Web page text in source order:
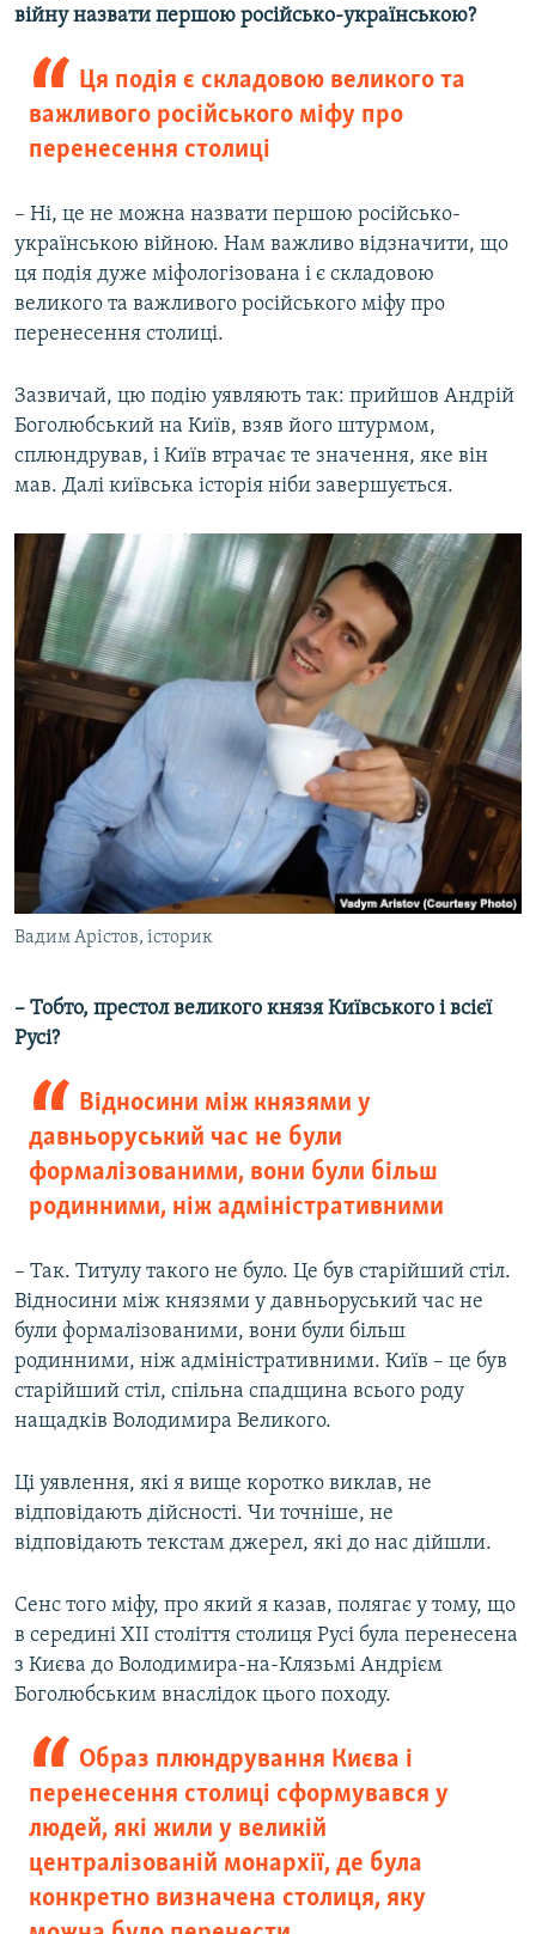
війну назвати першою російсько-українською?
Ця подія є складовою великого та
важливого російського міфу про
перенесення столиці
– Ні, це не можна назвати першою російсько-
українською війною. Нам важливо відзначити, що
ця подія дуже міфологізована і є складовою
великого та важливого російського міфу про
перенесення столиці.
Зазвичай, цю подію уявляють так: прийшов Андрій
Боголюбський на Київ, взяв його штурмом,
сплюндрував, і Київ втрачає те значення, яке він
мав. Далі київська історія ніби завершується.
Вадим Арістов, історик
– Тобто, престол великого князя Київського і всієї
Русі?
Відносини між князями у
давньоруський час не були
формалізованими, вони були більш
родинними, ніж адміністративними
– Так. Титулу такого не було. Це був старійший стіл.
Відносини між князями у давньоруський час не
були формалізованими, вони були більш
родинними, ніж адміністративними. Київ – це був
старійший стіл, спільна спадщина всього роду
нащадків Володимира Великого.
Ці уявлення, які я вище коротко виклав, не
відповідають дійсності. Чи точніше, не
відповідають текстам джерел, які до нас дійшли.
Сенс того міфу, про який я казав, полягає у тому, що
в середині ХІІ століття столиця Русі була перенесена
з Києва до Володимира-на-Клязьмі Андрієм
Боголюбським внаслідок цього походу.
Образ плюндрування Києва і
перенесення столиці сформувався у
людей, які жили у великій
централізованій монархії, де була
конкретно визначена столиця, яку